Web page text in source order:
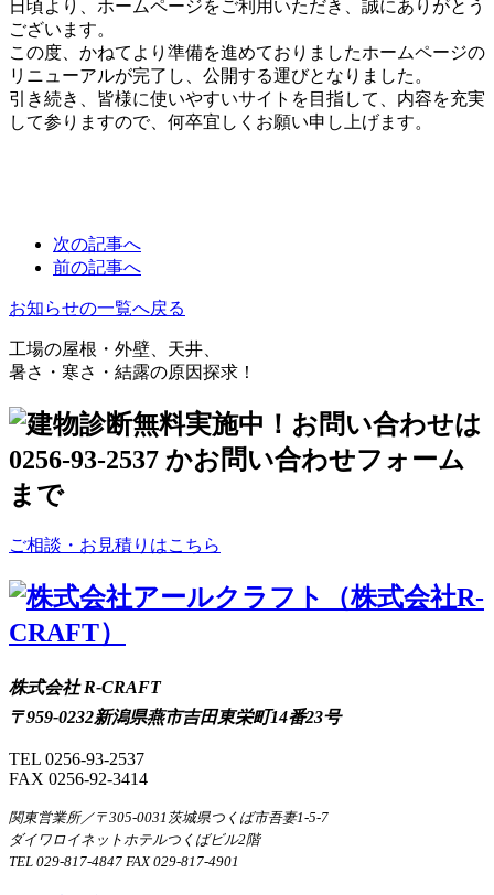
日頃より、ホームページをご利用いただき、誠にありがとう
ございます。
この度、かねてより準備を進めておりましたホームページの
リニューアルが完了し、公開する運びとなりました。
引き続き、皆様に使いやすいサイトを目指して、内容を充実
して参りますので、何卒宜しくお願い申し上げます。
次の記事へ
前の記事へ
お知らせの一覧へ戻る
工場の屋根・外壁、天井、
暑さ・寒さ・結露の原因探求！
ご相談・お見積りはこちら
株式会社 R-CRAFT
〒959-0232新潟県燕市吉田東栄町14番23号
TEL 0256-93-2537
FAX 0256-92-3414
関東営業所／〒305-0031茨城県つくば市吾妻1-5-7
ダイワロイネットホテルつくばビル2階
TEL 029-817-4847 FAX 029-817-4901